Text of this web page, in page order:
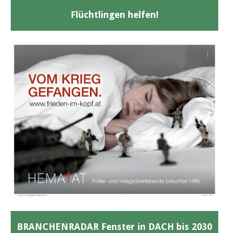
Flüchtlingen helfen!
BRANCHENRADAR Fenster in DACH bis 2030